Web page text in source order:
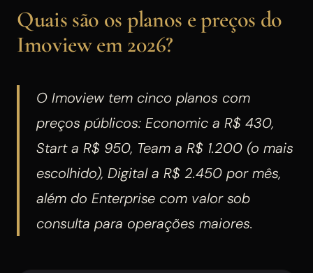
Quais são os planos e preços do
Imoview em 2026?
O Imoview tem cinco planos com
preços públicos: Economic a R$ 430,
Start a R$ 950, Team a R$ 1.200 (o mais
escolhido), Digital a R$ 2.450 por mês,
além do Enterprise com valor sob
consulta para operações maiores.